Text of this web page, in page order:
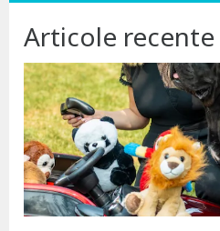
Articole recente